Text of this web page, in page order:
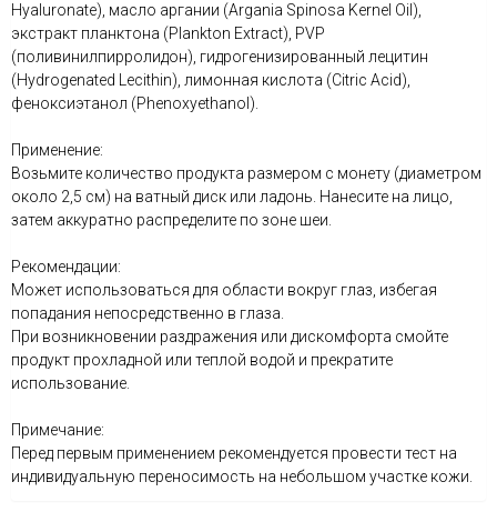
Hyaluronate), масло аргании (Argania Spinosa Kernel Oil),
экстракт планктона (Plankton Extract), PVP
(поливинилпирролидон), гидрогенизированный лецитин
(Hydrogenated Lecithin), лимонная кислота (Citric Acid),
феноксиэтанол (Phenoxyethanol).
Применение:
Возьмите количество продукта размером с монету (диаметром
около 2,5 см) на ватный диск или ладонь. Нанесите на лицо,
затем аккуратно распределите по зоне шеи.
Рекомендации:
Может использоваться для области вокруг глаз, избегая
попадания непосредственно в глаза.
При возникновении раздражения или дискомфорта смойте
продукт прохладной или теплой водой и прекратите
использование.
Примечание:
Перед первым применением рекомендуется провести тест на
индивидуальную переносимость на небольшом участке кожи.